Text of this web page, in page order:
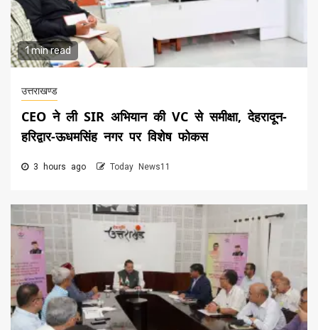
1 min read
उत्तराखण्ड
CEO ने ली SIR अभियान की VC से समीक्षा, देहरादून-
हरिद्वार-ऊधमसिंह नगर पर विशेष फोकस
3 hours ago Today News11